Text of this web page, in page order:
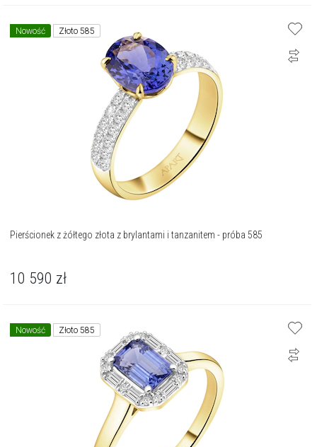
Nowość Złoto 585
Pierścionek z żółtego złota z brylantami i tanzanitem - próba 585
10 590 zł
Nowość Złoto 585